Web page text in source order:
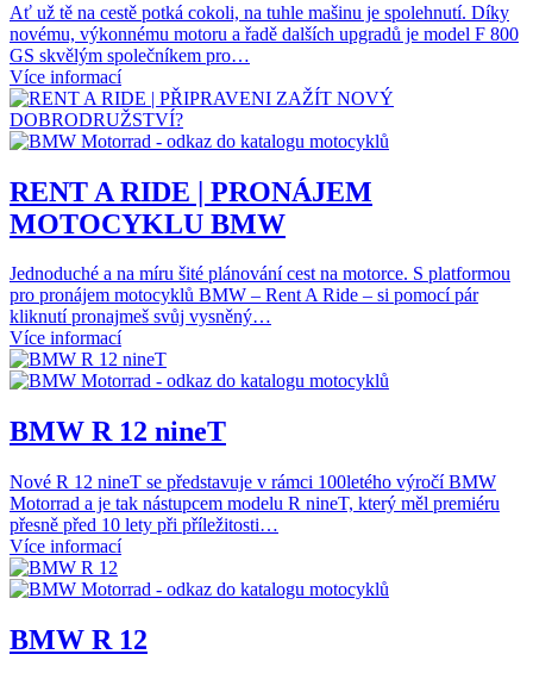
Ať už tě na cestě potká cokoli, na tuhle mašinu je spolehnutí. Díky
novému, výkonnému motoru a řadě dalších upgradů je model F 800
GS skvělým společníkem pro…
Více informací
RENT A RIDE | PRONÁJEM
MOTOCYKLU BMW
Jednoduché a na míru šité plánování cest na motorce. S platformou
pro pronájem motocyklů BMW – Rent A Ride – si pomocí pár
kliknutí pronajmeš svůj vysněný…
Více informací
BMW R 12 nineT
Nové R 12 nineT se představuje v rámci 100letého výročí BMW
Motorrad a je tak nástupcem modelu R nineT, který měl premiéru
přesně před 10 lety při příležitosti…
Více informací
BMW R 12